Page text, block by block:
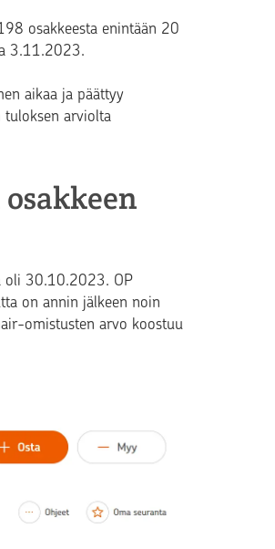
osakkeesta enintään 20
3.11.2023.
aikaa ja päättyy
arviolta
oli 30.10.2023. OP
on annin jälkeen noin
omistusten arvo koostuu